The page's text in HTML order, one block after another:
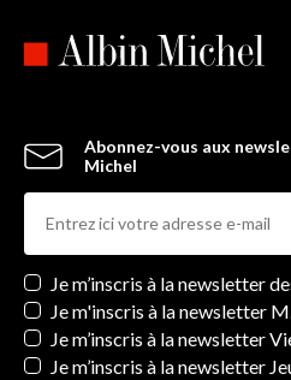
Abonnez-vous aux
Michel
Newsletters
Je m’inscris à la newsletter
Je m'inscris à la newsletter
Je m’inscris à la newsletter
Je m’inscris à la newsletter